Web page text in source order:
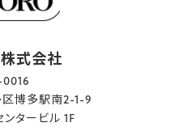
式会社
0016
博多駅南2-1-9
タービル 1F